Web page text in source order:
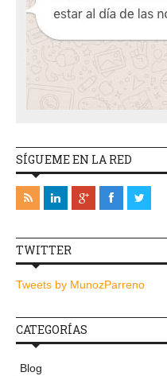
SÍGUEME EN LA RED
TWITTER
Tweets by MunozParreno
CATEGORÍAS
Blog